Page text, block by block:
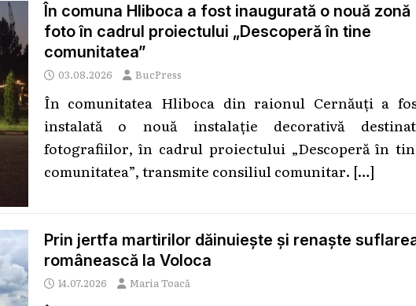
În comuna Hliboca a fost inaugurată o nouă zonă
foto în cadrul proiectului „Descoperă în tine
comunitatea”
03.08.2026 BucPress
În comunitatea Hliboca din raionul Cernăuți a
instalată o nouă instalație decorativă
fotografiilor, în cadrul proiectului „Descoperă în
comunitatea”, transmite consiliul comunitar. […]
Prin jertfa martirilor dăinuiește și renaște
românească la Voloca
14.07.2026 Maria Toacă